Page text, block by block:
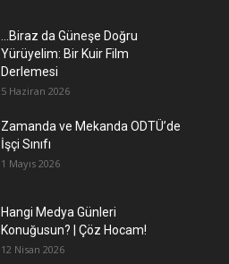
…Biraz da Güneşe Doğru
Yürüyelim: Bir Kuir Film
Derlemesi
5 Haziran 2026
Zamanda ve Mekanda ODTÜ’de
İşçi Sınıfı
1 Mayıs 2026
Hangi Medya Günleri
Konuğusun? | Çöz Hocam!
12 Nisan 2026